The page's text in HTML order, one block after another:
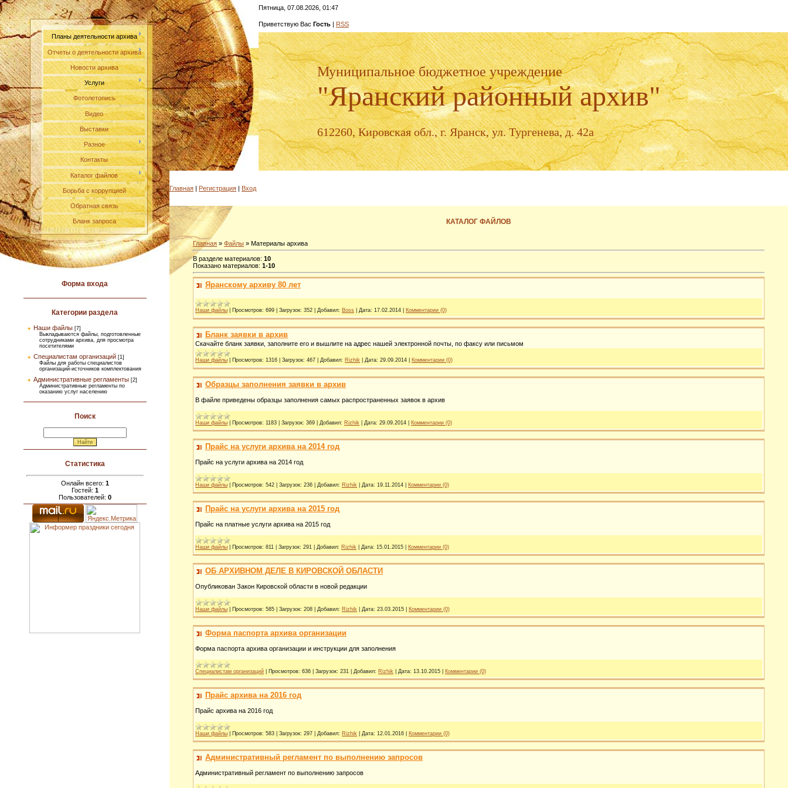
Планы деятельности архива
Отчеты о деятельности архива
Новости архива
Услуги
Фотолетопись
Видео
Выставки
Разное
Контакты
Каталог файлов
Борьба с коррупцией
Обратная связь
Бланк запроса
Форма входа
Категории раздела
Наши файлы [7]
Выкладываются файлы, подготовленные
сотрудниками архива, для просмотра
посетителями
Специалистам организаций [1]
Файлы для работы специалистов
организаций-источников комплектования
Административные регламенты [2]
Административные регламенты по
оказанию услуг населению
Поиск
Статистика
Онлайн всего: 1
Гостей: 1
Пользователей: 0
Пятница, 07.08.2026, 01:47
Приветствую Вас Гость | RSS
Муниципальное бюджетное учреждение
"Яранский районный архив"
612260, Кировская обл., г. Яранск, ул. Тургенева, д. 42а
Главная | Регистрация | Вход
КАТАЛОГ ФАЙЛОВ
Главная » Файлы » Материалы архива
В разделе материалов: 10
Показано материалов: 1-10
Яранскому архиву 80 лет
Наши файлы Просмотров: 699 Загрузок: 352 Добавил: Boss Дата: 17.02.2014 Комментарии (0)
Бланк заявки в архив
Скачайте бланк заявки, заполните его и вышлите на адрес нашей электронной почты, по факсу или письмом
Наши файлы Просмотров: 1316 Загрузок: 467 Добавил: Rizhik Дата: 29.09.2014 Комментарии (0)
Образцы заполнения заявки в архив
В файле приведены образцы заполнения самых распространенных заявок в архив
Наши файлы Просмотров: 1183 Загрузок: 369 Добавил: Rizhik Дата: 29.09.2014 Комментарии (0)
Прайс на услуги архива на 2014 год
Прайс на услуги архива на 2014 год
Наши файлы Просмотров: 542 Загрузок: 236 Добавил: Rizhik Дата: 19.11.2014 Комментарии (0)
Прайс на услуги архива на 2015 год
Прайс на платные услуги архива на 2015 год
Наши файлы Просмотров: 811 Загрузок: 291 Добавил: Rizhik Дата: 15.01.2015 Комментарии (0)
ОБ АРХИВНОМ ДЕЛЕ В КИРОВСКОЙ ОБЛАСТИ
Опубликован Закон Кировской области в новой редакции
Наши файлы Просмотров: 585 Загрузок: 208 Добавил: Rizhik Дата: 23.03.2015 Комментарии (0)
Форма паспорта архива организации
Форма паспорта архива организации и инструкции для заполнения
Специалистам организаций Просмотров: 636 Загрузок: 231 Добавил: Rizhik Дата: 13.10.2015 Комментарии (0)
Прайс архива на 2016 год
Прайс архива на 2016 год
Наши файлы Просмотров: 583 Загрузок: 297 Добавил: Rizhik Дата: 12.01.2016 Комментарии (0)
Административный регламент по выполнению запросов
Административный регламент по выполнению запросов